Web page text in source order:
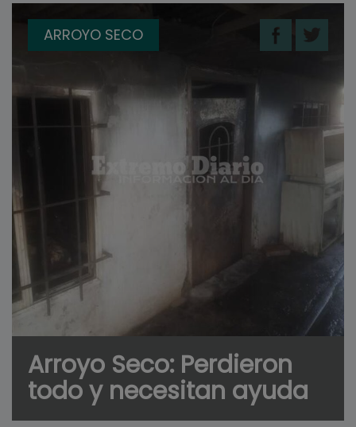
ARROYO SECO
Arroyo Seco: Perdieron
todo y necesitan ayuda